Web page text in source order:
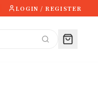
LOGIN / REGISTER